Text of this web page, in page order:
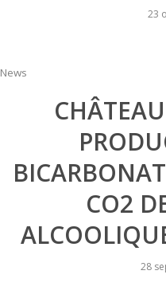
23
News
CO2
28